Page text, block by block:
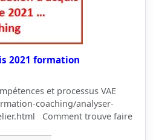
2021 formation
et processus VAE
coaching/analyser-
Comment trouve faire